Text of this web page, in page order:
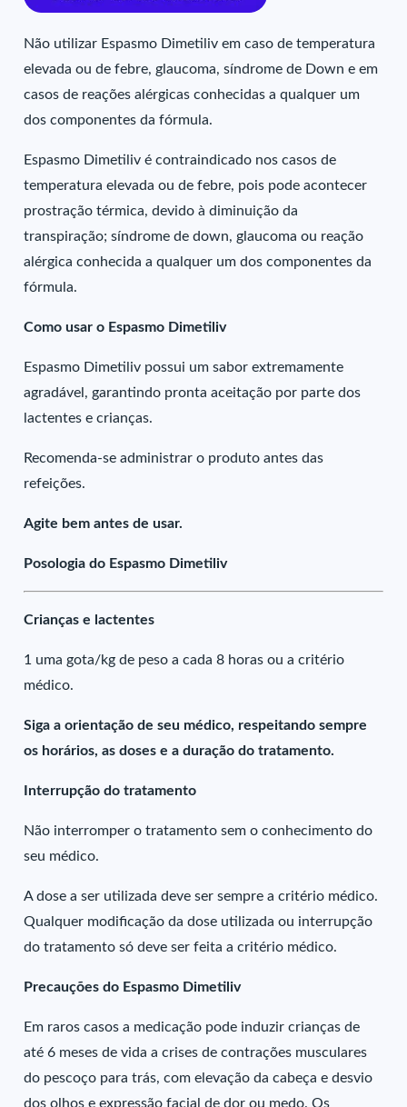
Não utilizar Espasmo Dimetiliv em caso de temperatura
elevada ou de febre, glaucoma, síndrome de Down e em
casos de reações alérgicas conhecidas a qualquer um
dos componentes da fórmula.
Espasmo Dimetiliv é contraindicado nos casos de
temperatura elevada ou de febre, pois pode acontecer
prostração térmica, devido à diminuição da
transpiração; síndrome de down, glaucoma ou reação
alérgica conhecida a qualquer um dos componentes da
fórmula.
Como usar o Espasmo Dimetiliv
Espasmo Dimetiliv possui um sabor extremamente
agradável, garantindo pronta aceitação por parte dos
lactentes e crianças.
Recomenda-se administrar o produto antes das
refeições.
Agite bem antes de usar.
Posologia do Espasmo Dimetiliv
Crianças e lactentes
1 uma gota/kg de peso a cada 8 horas ou a critério
médico.
Siga a orientação de seu médico, respeitando sempre
os horários, as doses e a duração do tratamento.
Interrupção do tratamento
Não interromper o tratamento sem o conhecimento do
seu médico.
A dose a ser utilizada deve ser sempre a critério médico.
Qualquer modificação da dose utilizada ou interrupção
do tratamento só deve ser feita a critério médico.
Precauções do Espasmo Dimetiliv
Em raros casos a medicação pode induzir crianças de
até 6 meses de vida a crises de contrações musculares
do pescoço para trás, com elevação da cabeça e desvio
dos olhos e expressão facial de dor ou medo. Os